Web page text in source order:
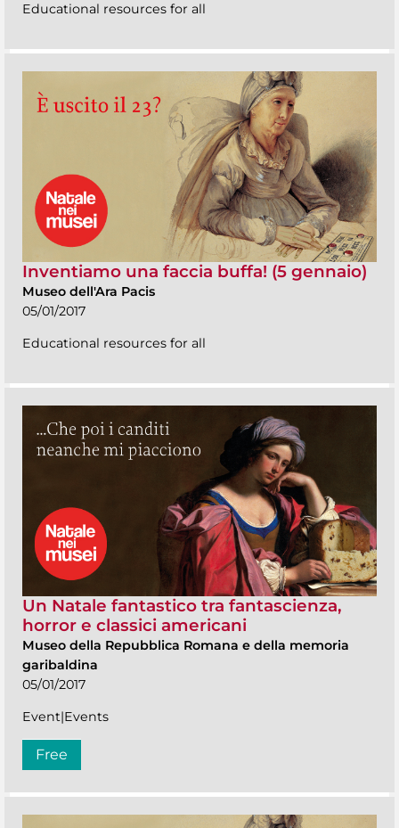
Educational resources for all
Inventiamo una faccia buffa! (5 gennaio)
Museo dell'Ara Pacis
05/01/2017
Educational resources for all
Un Natale fantastico tra fantascienza,
horror e classici americani
Museo della Repubblica Romana e della memoria
garibaldina
05/01/2017
Event|Events
Free